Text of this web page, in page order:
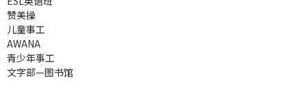
赞美操
儿童事工
AWANA
青少年事工
文字部—图书馆